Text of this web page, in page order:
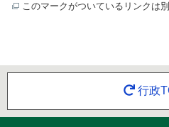
このマークがついているリンクは
行政